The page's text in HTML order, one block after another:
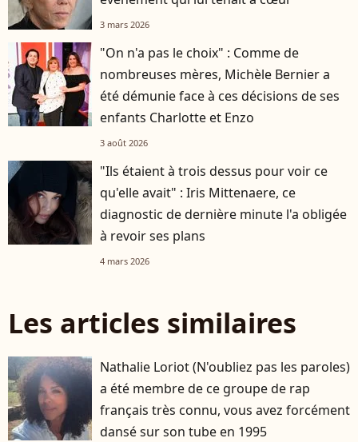
3 mars 2026
"On n'a pas le choix" : Comme de
nombreuses mères, Michèle Bernier a
été démunie face à ces décisions de ses
enfants Charlotte et Enzo
3 août 2026
"Ils étaient à trois dessus pour voir ce
qu'elle avait" : Iris Mittenaere, ce
diagnostic de dernière minute l'a obligée
à revoir ses plans
4 mars 2026
Les articles similaires
Nathalie Loriot (N'oubliez pas les paroles)
a été membre de ce groupe de rap
français très connu, vous avez forcément
dansé sur son tube en 1995